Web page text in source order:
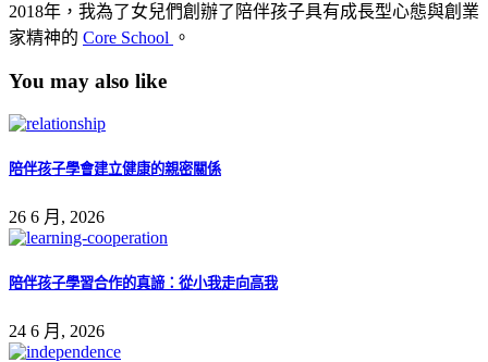
2018年，我為了女兒們創辦了陪伴孩子具有成長型心態與創業
家精神的 Core School 。
You may also like
陪伴孩子學會建立健康的親密關係
26 6 月, 2026
陪伴孩子學習合作的真諦：從小我走向高我
24 6 月, 2026